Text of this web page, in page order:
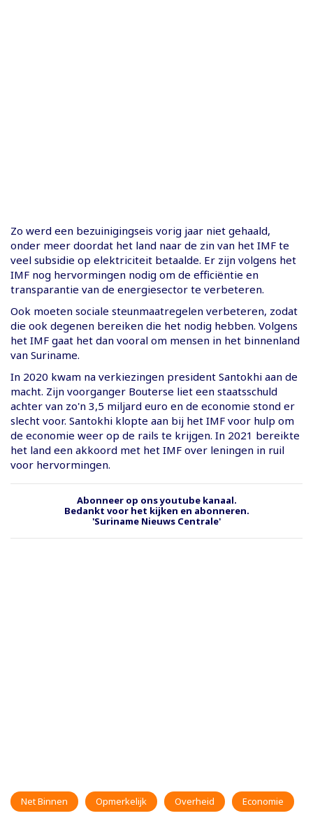
Zo werd een bezuinigingseis vorig jaar niet gehaald,
onder meer doordat het land naar de zin van het IMF te
veel subsidie op elektriciteit betaalde. Er zijn volgens het
IMF nog hervormingen nodig om de efficiëntie en
transparantie van de energiesector te verbeteren.
Ook moeten sociale steunmaatregelen verbeteren, zodat
die ook degenen bereiken die het nodig hebben. Volgens
het IMF gaat het dan vooral om mensen in het binnenland
van Suriname.
In 2020 kwam na verkiezingen president Santokhi aan de
macht. Zijn voorganger Bouterse liet een staatsschuld
achter van zo'n 3,5 miljard euro en de economie stond er
slecht voor. Santokhi klopte aan bij het IMF voor hulp om
de economie weer op de rails te krijgen. In 2021 bereikte
het land een akkoord met het IMF over leningen in ruil
voor hervormingen.
Abonneer op ons youtube kanaal.
Bedankt voor het kijken en abonneren.
'Suriname Nieuws Centrale'
Net Binnen Opmerkelijk Overheid Economie